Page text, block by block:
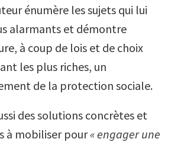
énumère les sujets qui lui
alarmants et démontre
à coup de lois et de choix
les plus riches, un
de la protection sociale.
des solutions concrètes et
à mobiliser pour« engager une